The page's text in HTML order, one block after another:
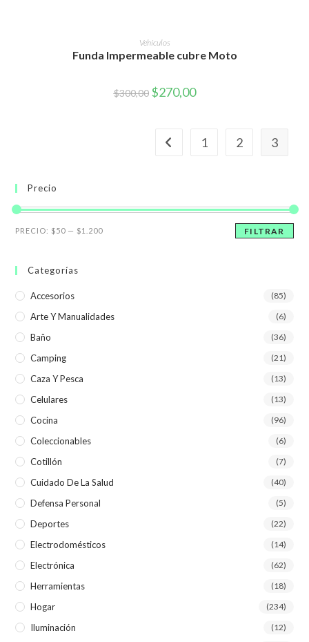
AÑADIR AL CARRITO
Vehículos
Funda Impermeable cubre Moto
$300,00 El
precio
$270,00El
precio
1 2 3
Precio
Precio
Precio
FILTRAR
PRECIO: $50 — $1.200
Categorías
Accesorios (85)
Arte Y Manualidades (6)
Baño (36)
Camping (21)
Caza Y Pesca (13)
Celulares (13)
Cocina (96)
Coleccionables (6)
Cotillón (7)
Cuidado De La Salud (40)
Defensa Personal (5)
Deportes (22)
Electrodomésticos (14)
Electrónica (62)
Herramientas (18)
Hogar (234)
Iluminación (12)